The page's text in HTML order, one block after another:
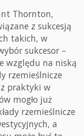
Thornton,
z sukcesją
takich, w
sukcesor –
względu na niską
rzemieślnicze
praktyki w
mogło już
rzemieślnicze
a